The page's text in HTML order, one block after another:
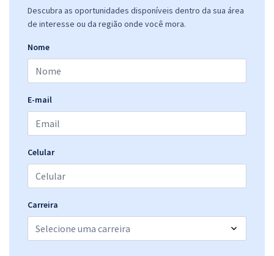
Descubra as oportunidades disponíveis dentro da sua área
de interesse ou da região onde você mora.
Nome
E-mail
Celular
Carreira